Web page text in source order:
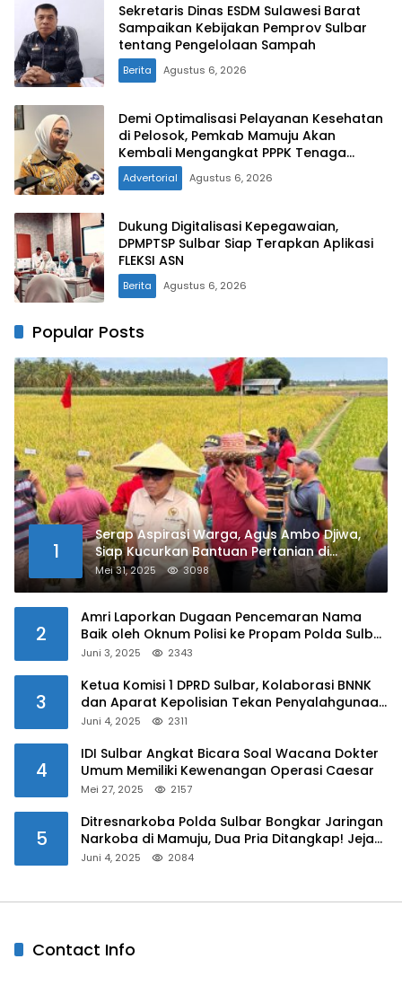
Sekretaris Dinas ESDM Sulawesi Barat
Sampaikan Kebijakan Pemprov Sulbar
Berita Agustus 6, 2026
Demi Optimalisasi Pelayanan Kesehatan
di Pelosok, Pemkab Mamuju Akan
Kembali Mengangkat PPPK Tenaga
Kesehatan
Advertorial Agustus 6, 2026
Dukung Digitalisasi Kepegawaian,
DPMPTSP Sulbar Siap Terapkan Aplikasi
FLEKSI ASN
Berita Agustus 6, 2026
Popular Posts
1
Serap Aspirasi Warga, Agus Ambo Djiwa,
Siap Kucurkan Bantuan Pertanian di
Kalukku
Mei 31, 2025 3098
2
Amri Laporkan Dugaan Pencemaran Nama
Baik oleh Oknum Polisi ke Propam Polda Sulbar
Juni 3, 2025 2343
3
Ketua Komisi 1 DPRD Sulbar, Kolaborasi BNNK
dan Aparat Kepolisian Tekan Penyalahgunaan
Juni 4, 2025 2311
4
IDI Sulbar Angkat Bicara Soal Wacana Dokter
Umum Memiliki Kewenangan Operasi Caesar
Mei 27, 2025 2157
5
Ditresnarkoba Polda Sulbar Bongkar Jaringan
Narkoba di Mamuju, Dua Pria Ditangkap! Jejak
Juni 4, 2025 2084
Contact Info